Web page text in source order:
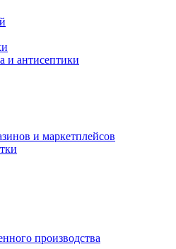
и антисептики
и маркетплейсов
производства